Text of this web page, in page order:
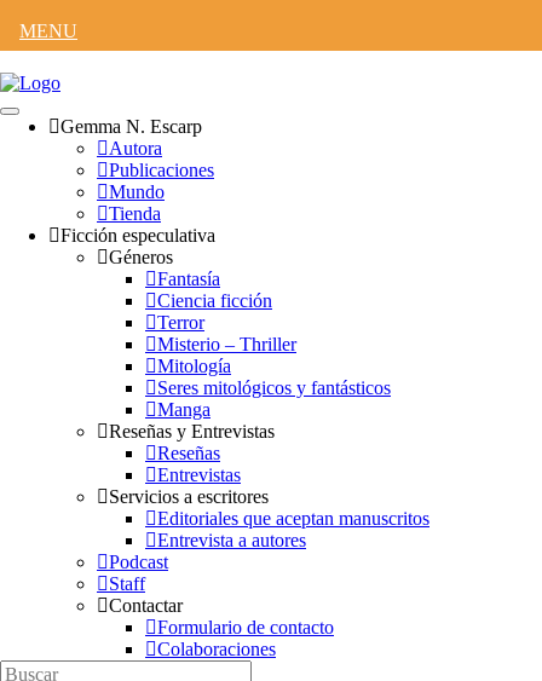
Gemma N. Escarp
Autora
Publicaciones
Mundo
Tienda
Ficción especulativa
Géneros
Fantasía
Ciencia ficción
Terror
Misterio – Thriller
Mitología
Seres mitológicos y fantásticos
Manga
Reseñas y Entrevistas
Reseñas
Entrevistas
Servicios a escritores
Editoriales que aceptan manuscritos
Entrevista a autores
Podcast
Staff
Contactar
Formulario de contacto
Colaboraciones
MENU